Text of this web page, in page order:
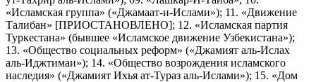
«Исламская группа» («Джамаат-и-Ислами»); 11. «Движение
Талибан» [ПРИОСТАНОВЛЕНО]; 12. «Исламская партия
Туркестана» (бывшее «Исламское движение Узбекистана»);
13. «Общество социальных реформ» («Джамият аль-Ислах
аль-Иджтимаи»); 14. «Общество возрождения исламского
наследия» («Джамият Ихья ат-Тураз аль-Ислами»); 15. «Дом